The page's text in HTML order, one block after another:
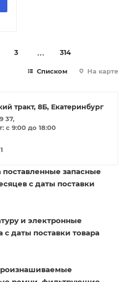
3 314
Списком На карте
тракт, 8Б, Екатеринбург
37,
с 9:00 до 18:00
1
запасные
с даты поставки
и электронные
с даты поставки товара